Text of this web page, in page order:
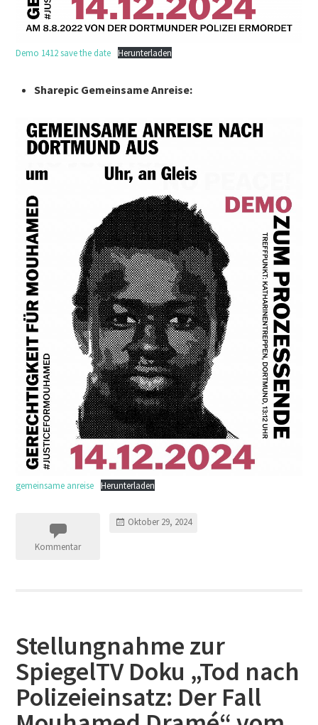
Demo 1412 save the date Herunterladen
Sharepic Gemeinsame Anreise:
gemeinsame anreise Herunterladen
Kommentar
Oktober 29, 2024
Stellungnahme zur
SpiegelTV Doku „Tod nach
Polizeieinsatz: Der Fall